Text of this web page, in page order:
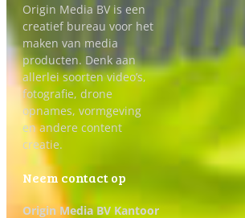
Origin Media BV is een
creatief bureau voor het
maken van media
producten. Denk aan
allerlei soorten video’s,
fotografie, drone
opnames, vormgeving
en andere content
creatie.
Neem contact op
Origin Media BV Kantoor